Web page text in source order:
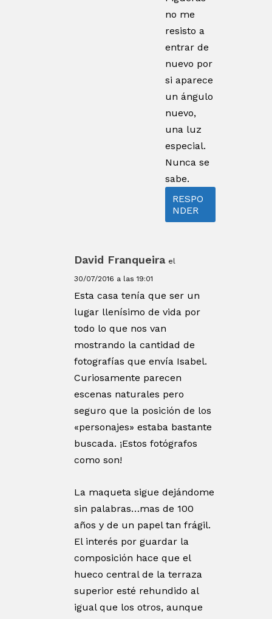
no me
resisto a
entrar de
nuevo por
si aparece
un ángulo
nuevo,
una luz
especial.
Nunca se
sabe.
RESPO
NDER
David Franqueira el
30/07/2016 a las 19:01
Esta casa tenía que ser un
lugar llenísimo de vida por
todo lo que nos van
mostrando la cantidad de
fotografías que envía Isabel.
Curiosamente parecen
escenas naturales pero
seguro que la posición de los
«personajes» estaba bastante
buscada. ¡Estos fotógrafos
como son!
La maqueta sigue dejándome
sin palabras…mas de 100
años y de un papel tan frágil.
El interés por guardar la
composición hace que el
hueco central de la terraza
superior esté rehundido al
igual que los otros, aunque